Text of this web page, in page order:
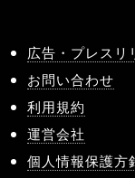
広告・プレスリ
お問い合わせ
利用規約
運営会社
個人情報保護方